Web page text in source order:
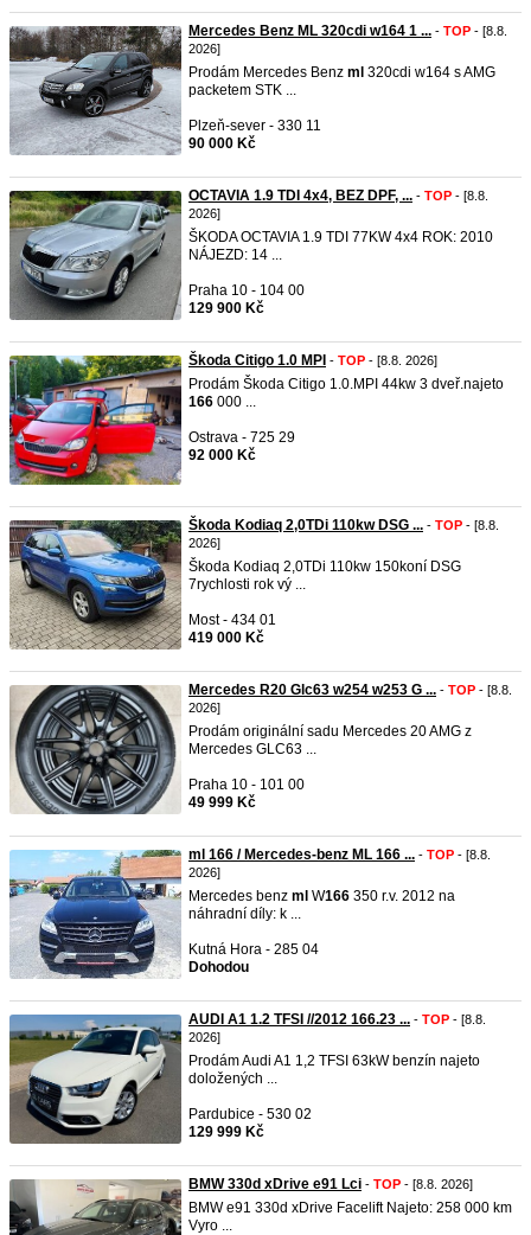
Mercedes Benz ML 320cdi w164 1 ... - TOP - [8.8.
2026]
Prodám Mercedes Benz ml 320cdi w164 s AMG
packetem STK ...
Plzeň-sever - 330 11
90 000 Kč
OCTAVIA 1.9 TDI 4x4, BEZ DPF, ... - TOP - [8.8.
2026]
ŠKODA OCTAVIA 1.9 TDI 77KW 4x4 ROK: 2010
NÁJEZD: 14 ...
Praha 10 - 104 00
129 900 Kč
Škoda Citigo 1.0 MPI - TOP - [8.8. 2026]
Prodám Škoda Citigo 1.0.MPI 44kw 3 dveř.najeto
166 000 ...
Ostrava - 725 29
92 000 Kč
Škoda Kodiaq 2,0TDi 110kw DSG ... - TOP - [8.8.
2026]
Škoda Kodiaq 2,0TDi 110kw 150koní DSG
7rychlosti rok vý ...
Most - 434 01
419 000 Kč
Mercedes R20 Glc63 w254 w253 G ... - TOP - [8.8.
2026]
Prodám originální sadu Mercedes 20 AMG z
Mercedes GLC63 ...
Praha 10 - 101 00
49 999 Kč
ml 166 / Mercedes-benz ML 166 ... - TOP - [8.8.
2026]
Mercedes benz ml W166 350 r.v. 2012 na
náhradní díly: k ...
Kutná Hora - 285 04
Dohodou
AUDI A1 1.2 TFSI //2012 166.23 ... - TOP - [8.8.
2026]
Prodám Audi A1 1,2 TFSI 63kW benzín najeto
doložených ...
Pardubice - 530 02
129 999 Kč
BMW 330d xDrive e91 Lci - TOP - [8.8. 2026]
BMW e91 330d xDrive Facelift Najeto: 258 000 km
Vyro ...